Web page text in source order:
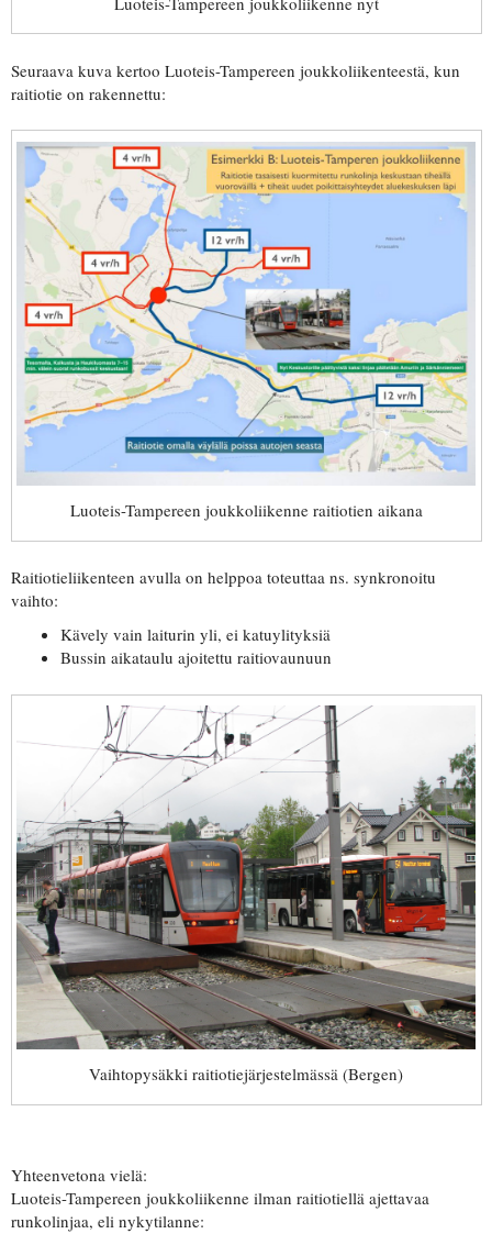
Seuraava kuva kertoo Luoteis-Tampereen joukkoliikenteestä, kun
raitiotie on rakennettu:
Luoteis-Tampereen joukkoliikenne raitiotien aikana
Raitiotieliikenteen avulla on helppoa toteuttaa ns. synkronoitu
vaihto:
Kävely vain laiturin yli, ei katuylityksiä
Bussin aikataulu ajoitettu raitiovaunuun
Vaihtopysäkki raitiotiejärjestelmässä (Bergen)
Yhteenvetona vielä:
Luoteis-Tampereen joukkoliikenne ilman raitiotiellä ajettavaa
runkolinjaa, eli nykytilanne: